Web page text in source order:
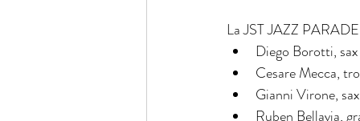
La JST JAZZ
Diego Borotti,
Cesare Mecca,
Gianni Virone,
Ruben Bellavia,